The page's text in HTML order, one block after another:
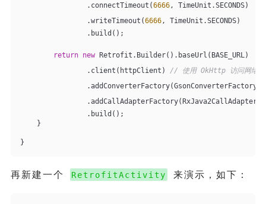
.connectTimeout(6666, TimeUnit.SECONDS)
.writeTimeout(6666, TimeUnit.SECONDS)
.build();
return new Retrofit.Builder().baseUrl(BASE_URL)
.client(httpClient) // 使用 OkHttp 访问网络
.build();
}
}
再新建一个 RetrofitActivity 来演示，如下：